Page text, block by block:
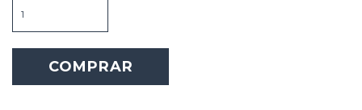
de
Mesa
com
Amarela
COMPRAR